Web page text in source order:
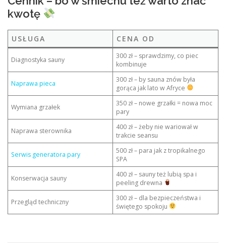
kwotę
USŁUGA CENA OD
Diagnostyka sauny
300 zł – sprawdzimy, co piec
kombinuje
Naprawa pieca
300 zł – by sauna znów była
gorąca jak lato w Afryce
Wymiana grzałek
350 zł – nowe grzałki = nowa moc
pary
Naprawa sterownika
400 zł – żeby nie wariował w
trakcie seansu
Serwis generatora pary
500 zł – para jak z tropikalnego
SPA
Konserwacja sauny
400 zł – sauny też lubią spa i
peeling drewna
Przegląd techniczny
300 zł – dla bezpieczeństwa i
świętego spokoju